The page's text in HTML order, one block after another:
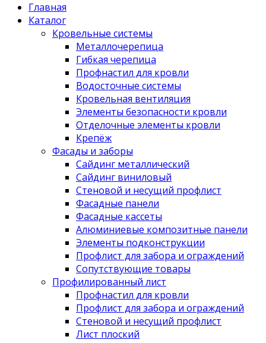
Главная
Каталог
Кровельные системы
Металлочерепица
Гибкая черепица
Профнастил для кровли
Водосточные системы
Кровельная вентиляция
Элементы безопасности кровли
Отделочные элементы кровли
Крепёж
Фасады и заборы
Сайдинг металлический
Сайдинг виниловый
Стеновой и несущий профлист
Фасадные панели
Фасадные кассеты
Алюминиевые композитные панели
Элементы подконструкции
Профлист для забора и ограждений
Сопутствующие товары
Профилированный лист
Профнастил для кровли
Профлист для забора и ограждений
Стеновой и несущий профлист
Лист плоский